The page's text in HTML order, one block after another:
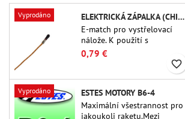
propracovaný jako samotný
let.
Vyprodáno
ELEKTRICKÁ ZÁPALKA (CHIP-TYPE)
E-match pro vystřelovací
nálože. K použití s ​​
výškoměry nebo jinými
elektronickými zařízeními.
0,79 €
favorite_border
Vyprodáno
ESTES MOTORY B6-4
Maximální všestrannost pro
jakoukoli raketu.Mezi